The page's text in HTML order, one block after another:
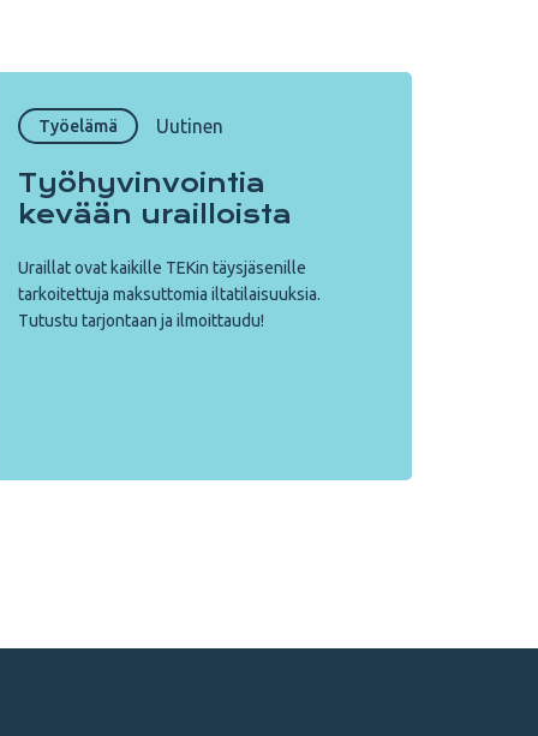
Työelämä Uutinen
Työhyvinvointia
kevään urailloista
Uraillat ovat kaikille TEKin täys­jäsenille
tarkoitettuja maksuttomia iltatilaisuuksia.
Tutustu tarjontaan ja ilmoittaudu!